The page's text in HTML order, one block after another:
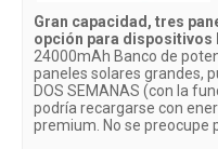
Gran capacidad, tres
opción para dispositivos
24000mAh Banco de
paneles solares grandes,
DOS SEMANAS (con la
podría recargarse con
premium. No se preocupe